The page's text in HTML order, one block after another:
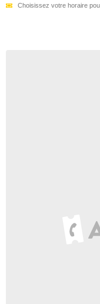
Choisissez votre horaire